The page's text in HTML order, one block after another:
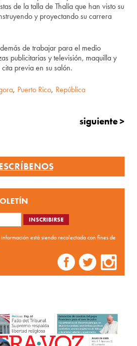
de la talla de Thalía que han visto su
y proyectando su carrera
de trabajar para el medio
publicitarias y televisión, maquilla y
previa en su salón.
, Puerto Rico, República
siguiente >
está siendo recolectada con fines de